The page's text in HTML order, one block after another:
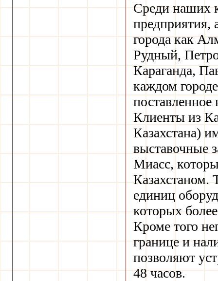
Среди наших
предприятия,
города как
Рудный,
Караганда,
каждом
поставленное
Клиенты из
Казахстана)
выставочные
Миасс,
Казахстаном.
единиц
которых
Кроме того
границе и
позволяют
48 часов.